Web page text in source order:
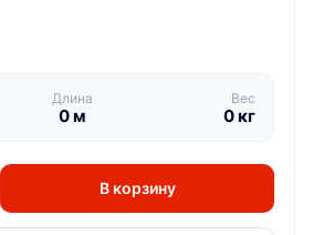
Длина
0м
Вес
0кг
В корзину